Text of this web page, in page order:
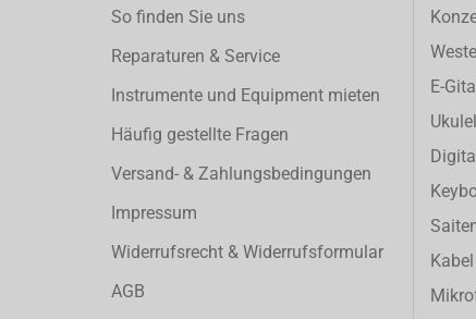
So finden Sie uns
Reparaturen & Service
Instrumente und Equipment mieten
Häufig gestellte Fragen
Versand- & Zahlungsbedingungen
Impressum
Widerrufsrecht & Widerrufsformular
AGB
E-
Kabel